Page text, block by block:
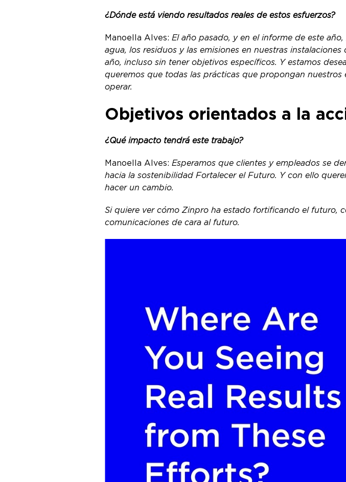
¿Dónde está viendo resultados reales de estos esfuerzos?
Manoella Alves: El año pasado, y en el informe de este
agua, los residuos y las emisiones en nuestras
año, incluso sin tener objetivos específicos. Y estamos
queremos que todas las prácticas que propongan
operar.
Objetivos orientados a la
¿Qué impacto tendrá este trabajo?
Manoella Alves: Esperamos que clientes y empleados se
hacia la sostenibilidad Fortalecer el Futuro. Y con ello
hacer un cambio.
Si quiere ver cómo Zinpro ha estado fortificando el futuro,
comunicaciones de cara al futuro.